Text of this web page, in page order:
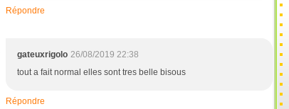
Répondre
gateuxrigolo 26/08/2019 22:38
tout a fait normal elles sont tres belle bisous
Répondre